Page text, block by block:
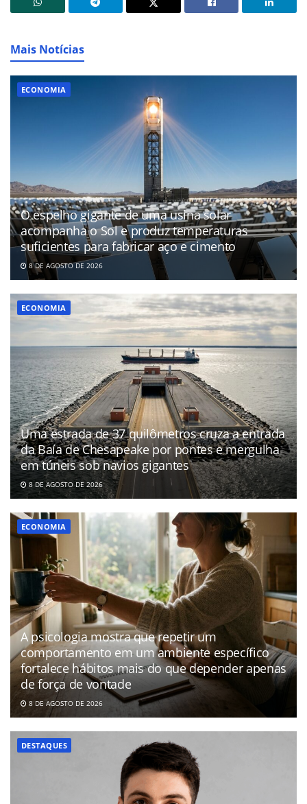
Mais Notícias
ECONOMIA
O espelho gigante de uma usina solar
acompanha o Sol e produz temperaturas
suficientes para fabricar aço e cimento
8 DE AGOSTO DE 2026
ECONOMIA
Uma estrada de 37 quilômetros cruza a entrada
da Baía de Chesapeake por pontes e mergulha
em túneis sob navios gigantes
8 DE AGOSTO DE 2026
ECONOMIA
A psicologia mostra que repetir um
comportamento em um ambiente específico
fortalece hábitos mais do que depender apenas
de força de vontade
8 DE AGOSTO DE 2026
DESTAQUES